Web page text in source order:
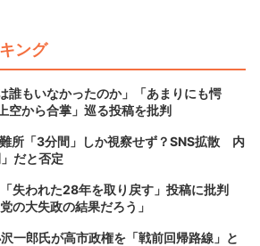
ング
誰もいなかったのか」「あまりにも愕
から合掌」巡る投稿を批判
所「3分間」しか視察せず？SNS拡散 内
だと否定
失われた28年を取り戻す」投稿に批判
の大失政の結果だろう」
一郎氏が高市政権を「戦前回帰路線」と